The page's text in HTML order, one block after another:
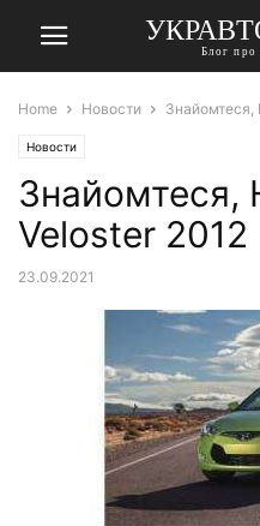
Блог про
Home Новости Знайомтеся,
Новости
Знайомтеся,
Veloster 2012
23.09.2021